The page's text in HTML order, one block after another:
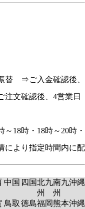
替 ⇒ご入金確認後、
文確認後、4営業日
18時・18時～20時・
により指定時間内に配
中国 四国北九
州
南九
州
沖縄
鳥取 徳島福岡熊本沖縄